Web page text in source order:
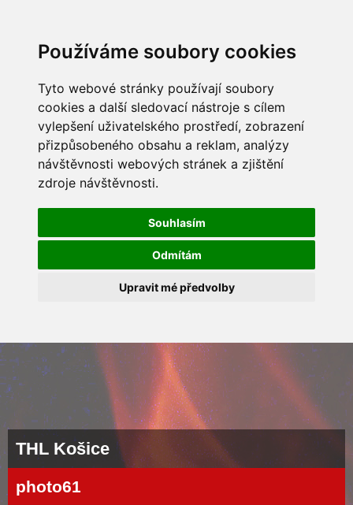
Používáme soubory cookies
Tyto webové stránky používají soubory
cookies a další sledovací nástroje s cílem
vylepšení uživatelského prostředí, zobrazení
přizpůsobeného obsahu a reklam, analýzy
návštěvnosti webových stránek a zjištění
zdroje návštěvnosti.
Souhlasím
Odmítám
Upravit mé předvolby
THL Košice
photo61